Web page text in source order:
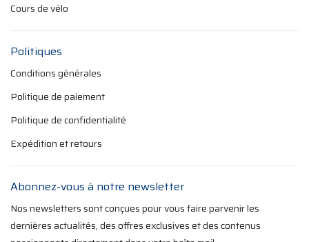
Cours de vélo
Politiques
Conditions générales
Politique de paiement
Politique de confidentialité
Expédition et retours
Abonnez-vous à notre newsletter
Nos newsletters sont conçues pour vous faire parvenir les
dernières actualités, des offres exclusives et des contenus